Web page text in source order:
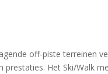
off-piste terreinen
Het Ski/Walk